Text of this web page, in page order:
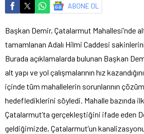
ABONE OL
Başkan Demir, Çatalarmut Mahallesi’nde
tamamlanan Adalı Hilmi Caddesi
Burada açıklamalarda bulunan Başkan
alt yapı ve yol çalışmalarının hız
içinde tüm mahallelerin sorunlarının
hedeflediklerini söyledi. Mahalle bazında
Çatalarmut’ta gerçekleştiğini ifade eden
geldiğimizde, Çatalarmut’un